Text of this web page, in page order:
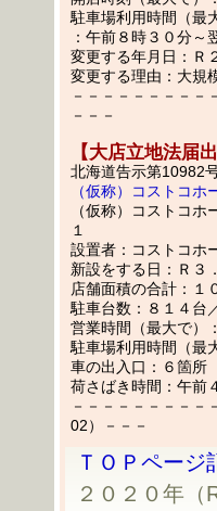
駐車場利用時間（最
：午前８時３０分
変更する年月日：Ｒ
変更する理由：大規
－－－－－－－－
－－－
【大店立地法届
北海道告示第10982
（仮称）コストコ
（仮称）コストコ
１
設置者：コストコホ
新設をする日：Ｒ３
店舗面積の合計：１
駐車台数：８１４台
営業時間（最大で）
駐車場利用時間（最
車の出入口：６箇所
荷さばき時間：午前
－－－－－－－－
02）－－－
ＴＯＰページ
２０２０年（